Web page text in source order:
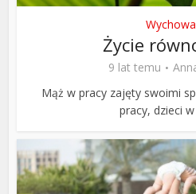
Życie
9 lat temu
Mąż w pracy zajęty swoimi
pracy, dzieci w